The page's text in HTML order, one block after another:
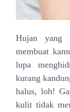
Hujan yang
membuat
lupa
kurang
halus, loh!
kulit tidak